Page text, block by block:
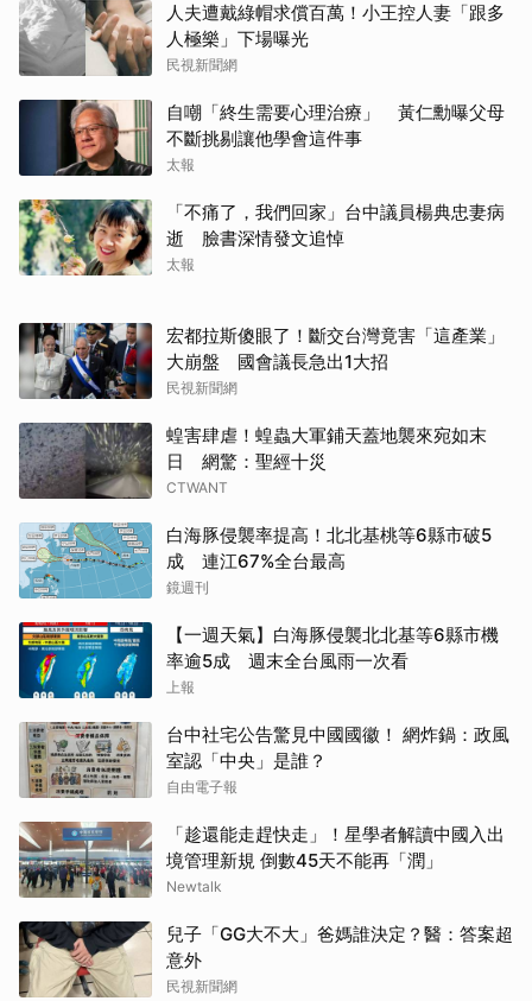
人夫遭戴綠帽求償百萬！小王控人妻「跟多
人極樂」下場曝光
民視新聞網
自嘲「終生需要心理治療」 黃仁勳曝父母
不斷挑剔讓他學會這件事
太報
「不痛了，我們回家」台中議員楊典忠妻病
逝 臉書深情發文追悼
太報
宏都拉斯傻眼了！斷交台灣竟害「這產業」
大崩盤 國會議長急出1大招
民視新聞網
蝗害肆虐！蝗蟲大軍鋪天蓋地襲來宛如末
日 網驚：聖經十災
CTWANT
白海豚侵襲率提高！北北基桃等6縣市破5
成 連江67%全台最高
鏡週刊
【一週天氣】白海豚侵襲北北基等6縣市機
率逾5成 週末全台風雨一次看
上報
台中社宅公告驚見中國國徽！ 網炸鍋：政風
室認「中央」是誰？
自由電子報
「趁還能走趕快走」！星學者解讀中國入出
境管理新規 倒數45天不能再「潤」
Newtalk
兒子「GG大不大」爸媽誰決定？醫：答案超
意外
民視新聞網